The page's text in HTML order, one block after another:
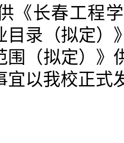
《长春工程
目录（拟定）
围（拟定）
宜以我校正式